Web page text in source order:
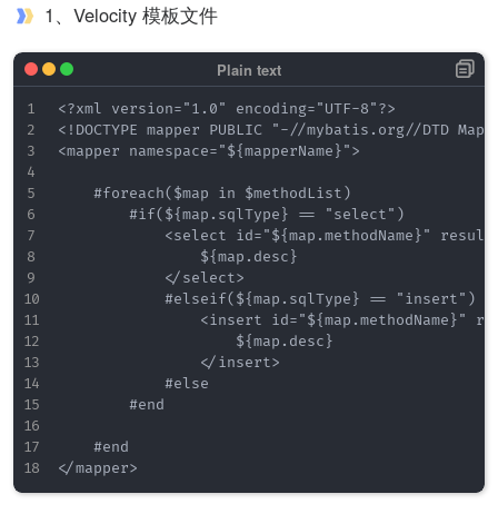
1、Velocity 模板文件
<?xml version="1.0" encoding="UTF-8"?>
<!DOCTYPE mapper PUBLIC "-//mybatis.org//DTD
<mapper namespace="${mapperName}">
    #foreach($map in $methodList)
        #if(${map.sqlType} == "select")
<select id="${map.methodName}"
                ${map.desc}
            </select>
            #elseif(${map.sqlType} == "insert")
<insert id="${map.methodName}"
                    ${map.desc}
                </insert>
            #else
        #end
    #end